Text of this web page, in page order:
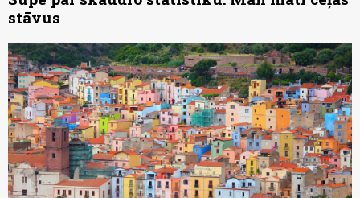
stāvus